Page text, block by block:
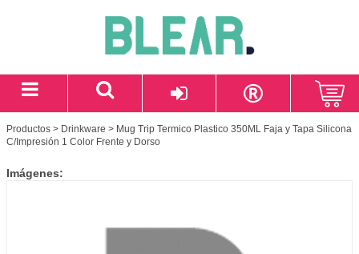
Productos > Drinkware > Mug Trip Termico Plastico 350ML Faja y Tapa Silicona
C/Impresión 1 Color Frente y Dorso
Imágenes: